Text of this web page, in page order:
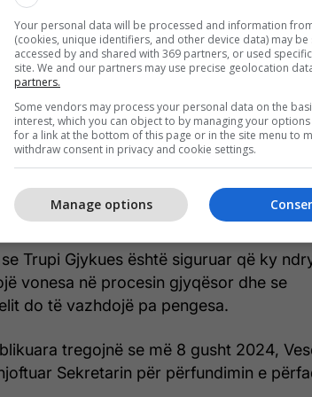
bindur se ndryshimi në ekipin mbrojtës
në procesin gjyqësor.
pse Veseli e largoi avokatin Ben
të Specializuara vendimi për
marrë me pajtimin e të dy palëve, duke u
të vlefshme nga Trupi Gjykues dhe pas
Trupi Gjykues është siguruar që ky
vonesa në procesin gjyqësor dhe se
do të vazhdojë pa pengesa.
tregojnë se më 8 gusht 2024,
Sekretarin për përfundimin e
Your personal data will be processed and information
(cookies, unique identifiers, and other device data) may
accessed by and shared with 369 partners, or used
site. We and our partners may use precise geolocation
partners.
Some vendors may process your personal data on the
interest, which you can object to by managing your
for a link at the bottom of this page or in the site menu to
withdraw consent in privacy and cookie settings.
Manage options